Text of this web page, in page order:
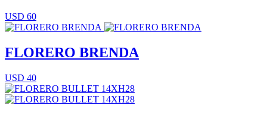
USD 60
FLORERO BRENDA
USD 40